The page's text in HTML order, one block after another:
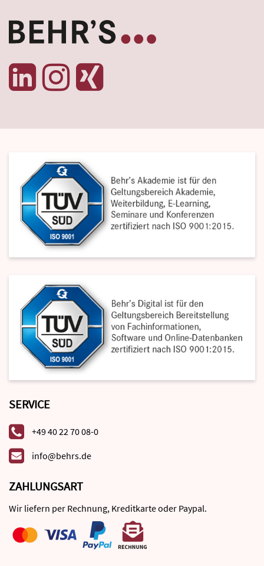
SERVICE
+49 40 22 70 08-0
info@behrs.de
ZAHLUNGSART
Wir liefern per Rechnung, Kreditkarte oder Paypal.